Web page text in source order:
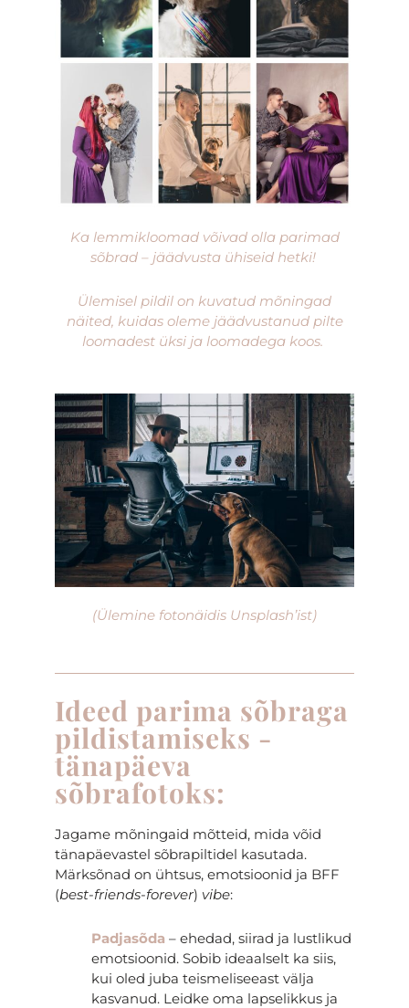
Ka lemmikloomad võivad olla parimad
sõbrad – jäädvusta ühiseid hetki!
Ülemisel pildil on kuvatud mõningad
näited, kuidas oleme jäädvustanud pilte
loomadest üksi ja loomadega koos.
(Ülemine fotonäidis Unsplash’ist)
Ideed parima sõbraga
pildistamiseks -
tänapäeva
sõbrafotoks:
Jagame mõningaid mõtteid, mida võid
tänapäevastel sõbrapiltidel kasutada.
Märksõnad on ühtsus, emotsioonid ja BFF
(best-friends-forever) vibe:
Padjasõda – ehedad, siirad ja lustlikud
emotsioonid. Sobib ideaalselt ka siis,
kui oled juba teismeliseeast välja
kasvanud. Leidke oma lapselikkus ja